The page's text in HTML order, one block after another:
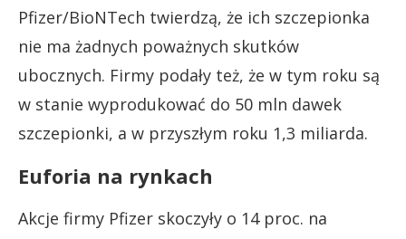
Pfizer/BioNTech twierdzą, że ich szczepionka
nie ma żadnych poważnych skutków
ubocznych. Firmy podały też, że w tym roku są
w stanie wyprodukować do 50 mln dawek
szczepionki, a w przyszłym roku 1,3 miliarda.
Euforia na rynkach
Akcje firmy Pfizer skoczyły o 14 proc. na